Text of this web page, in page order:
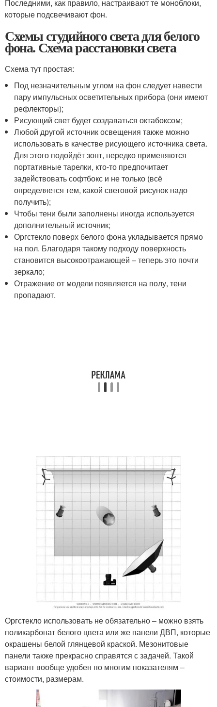
Последними, как правило, настраивают те моноблоки,
которые подсвечивают фон.
Схемы студийного света для белого
фона. Схема расстановки света
Схема тут простая:
Под незначительным углом на фон следует навести
пару импульсных осветительных прибора (они имеют
рефлекторы);
Рисующий свет будет создаваться октабоксом;
Любой другой источник освещения также можно
использовать в качестве рисующего источника света.
Для этого подойдёт зонт, нередко применяются
портативные тарелки, кто-то предпочитает
задействовать софтбокс и не только (всё
определяется тем, какой световой рисунок надо
получить);
Чтобы тени были заполнены иногда используется
дополнительный источник;
Оргстекло поверх белого фона укладывается прямо
на пол. Благодаря такому подходу поверхность
становится высокоотражающей – теперь это почти
зеркало;
Отражение от модели появляется на полу, тени
пропадают.
Оргстекло использовать не обязательно – можно взять
поликарбонат белого цвета или же панели ДВП, которые
окрашены белой глянцевой краской. Мезонитовые
панели также прекрасно справятся с задачей. Такой
вариант вообще удобен по многим показателям –
стоимости, размерам.